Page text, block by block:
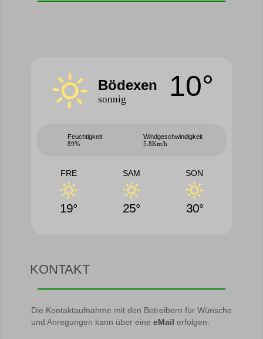
Bödexen
sonnig 10°
Feuchtigkeit
89%
Windgeschwindigkeit
5.8Km/h
FRE
19°
SAM
25°
SON
30°
KONTAKT
Die Kontaktaufnahme mit den Betreibern für Wünsche
und Anregungen kann über eine eMail erfolgen.